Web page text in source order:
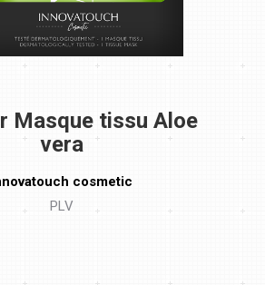
Masque tissu Aloe
vera
cosmetic
PLV